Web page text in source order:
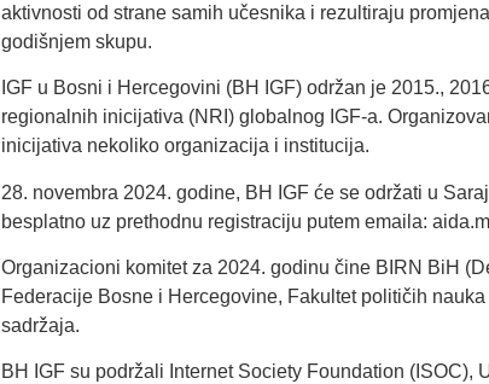
aktivnosti od strane samih učesnika i rezultiraju
godišnjem skupu.
IGF u Bosni i Hercegovini (BH IGF) održan je 2015.,
regionalnih inicijativa (NRI) globalnog IGF-a.
inicijativa nekoliko organizacija i institucija.
28. novembra 2024. godine, BH IGF će se održati u
besplatno uz prethodnu registraciju putem emaila:
Organizacioni komitet za 2024. godinu čine BIRN BiH
Federacije Bosne i Hercegovine, Fakultet političih
sadržaja.
BH IGF su podržali Internet Society Foundation (ISOC),